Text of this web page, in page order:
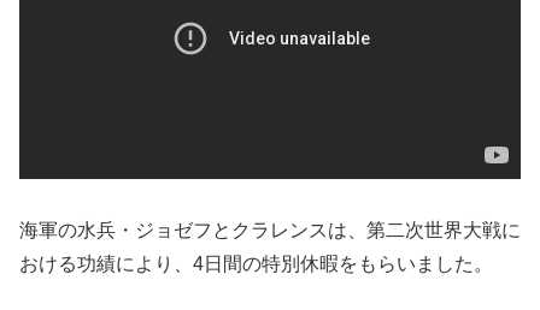
海軍の水兵・ジョゼフとクラレンスは、第二次世界大戦に
おける功績により、4日間の特別休暇をもらいました。